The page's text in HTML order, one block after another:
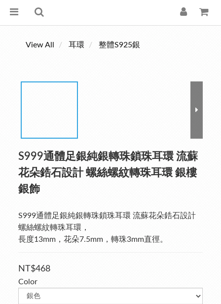
View All 耳環 整體S925銀
S999通體足銀純銀轉珠鎖珠耳環 流蘇
花朵鋯石設計 螺絲螺紋轉珠耳環 銀樓
銀飾
S999通體足銀純銀轉珠鎖珠耳環 流蘇花朵鋯石設計
螺絲螺紋轉珠耳環，
長度13mm，花朵7.5mm，轉珠3mm直徑。
NT$468
Color